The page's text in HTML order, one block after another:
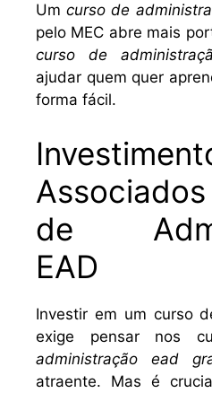
Umcurso de
pelo MEC abre mais
curso de
ajudar quem quer
forma fácil.
de
EAD
Investir em um curso
exige pensar nos
administração ead
atraente. Mas é